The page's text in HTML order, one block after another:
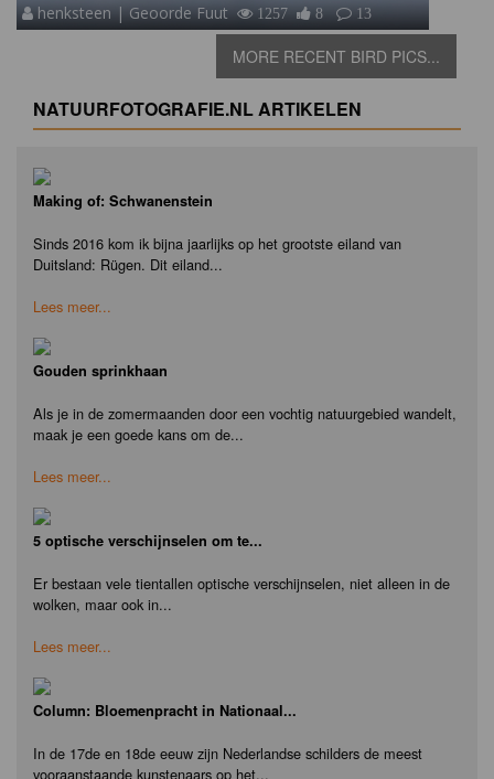
henksteen | Geoorde Fuut 1257 8 13
MORE RECENT BIRD PICS...
NATUURFOTOGRAFIE.NL ARTIKELEN
Making of: Schwanenstein
Sinds 2016 kom ik bijna jaarlijks op het grootste eiland van
Duitsland: Rügen. Dit eiland...
Lees meer...
Gouden sprinkhaan
Als je in de zomermaanden door een vochtig natuurgebied wandelt,
maak je een goede kans om de...
Lees meer...
5 optische verschijnselen om te...
Er bestaan vele tientallen optische verschijnselen, niet alleen in de
wolken, maar ook in...
Lees meer...
Column: Bloemenpracht in Nationaal...
In de 17de en 18de eeuw zijn Nederlandse schilders de meest
vooraanstaande kunstenaars op het...